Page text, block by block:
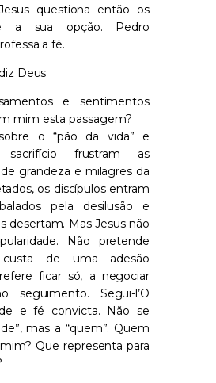
questiona então os
a sua opção. Pedro
a fé.
Deus
e sentimentos
mim esta passagem?
o “pão da vida” e
frustram as
grandeza e milagres da
os discípulos entram
pela desilusão e
desertam. Mas Jesus não
Não pretende
de uma adesão
ficar só, a negociar
seguimento. Segui-l’O
e fé convicta. Não se
mas a “quem”. Quem
Que representa para